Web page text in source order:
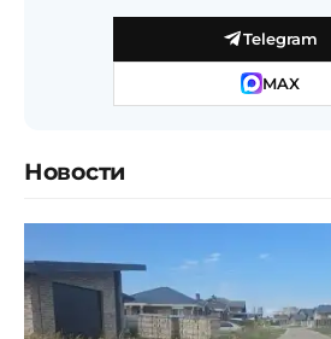
Telegram
MAX
Новости